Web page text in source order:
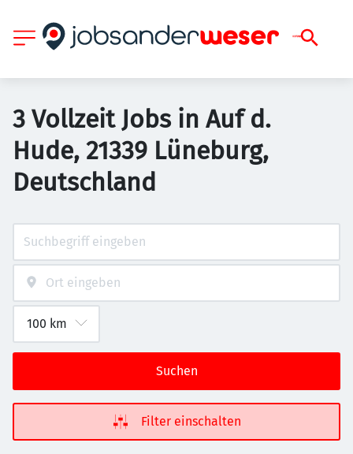
3 Vollzeit Jobs in Auf d.
Hude, 21339 Lüneburg,
Deutschland
Suchen
Filter einschalten